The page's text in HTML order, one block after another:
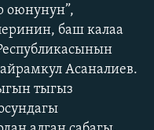
360p
1080p
480p
1080p
оюнунун”,
баш калаа
Асаналиев.
тыгыз